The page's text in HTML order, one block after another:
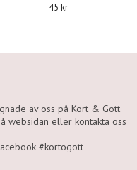
45 kr
av oss på Kort & Gott
websidan eller kontakta oss
#kortogott